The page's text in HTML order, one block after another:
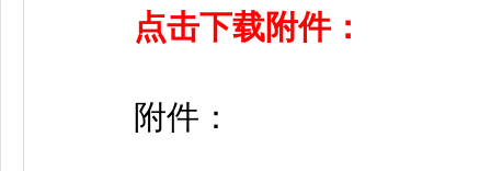
点击下载附件：
附件：